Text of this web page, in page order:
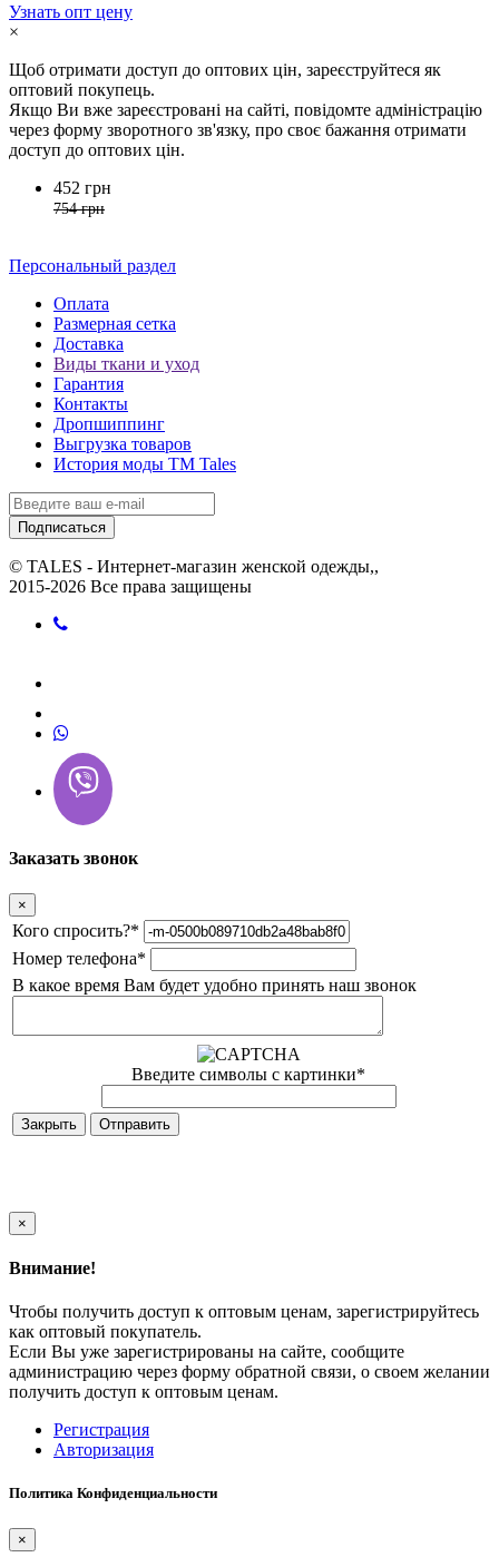
Узнать опт цену
×
Щоб отримати доступ до оптових цін, зареєструйтеся як
оптовий покупець.
Якщо Ви вже зареєстровані на сайті, повідомте адміністрацію
через форму зворотного зв'язку, про своє бажання отримати
доступ до оптових цін.
452 грн
754 грн
Персональный раздел
Оплата
Размерная сетка
Доставка
Виды ткани и уход
Гарантия
Контакты
Дропшиппинг
Выгрузка товаров
История моды ТМ Tales
Подписаться
© TALES - Интернет-магазин женской одежды,,
2015-2026 Все права защищены
Заказать звонок
×
Кого спросить?*
Номер телефона*
В какое время Вам будет удобно принять наш звонок
Введите символы с картинки*
Закрыть
×
Внимание!
Чтобы получить доступ к оптовым ценам, зарегистрируйтесь
как оптовый покупатель.
Если Вы уже зарегистрированы на сайте, сообщите
администрацию через форму обратной связи, о своем желании
получить доступ к оптовым ценам.
Регистрация
Авторизация
Политика Конфиденциальности
×